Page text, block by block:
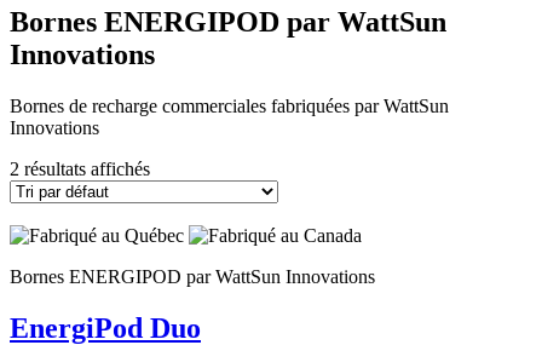
Bornes ENERGIPOD par WattSun
Innovations
Bornes de recharge commerciales fabriquées par WattSun
Innovations
2 résultats affichés
Bornes ENERGIPOD par WattSun Innovations
EnergiPod Duo